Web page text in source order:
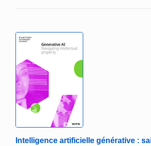
Intelligence artificielle générative :